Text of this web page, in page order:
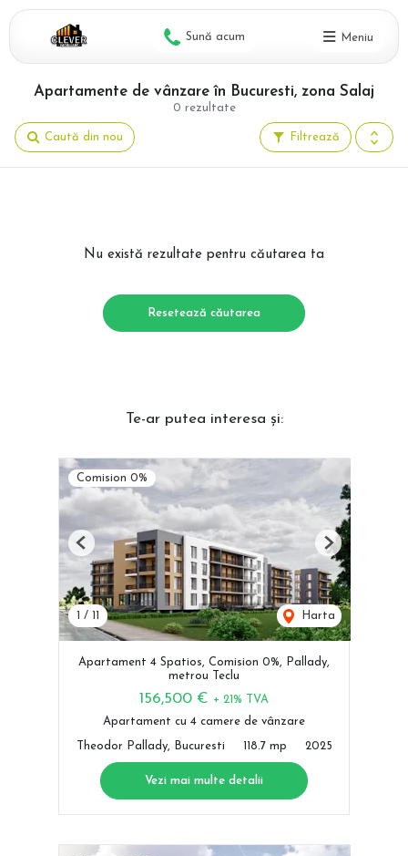
Sună acum Meniu
0 rezultate
Apartamente de vânzare în Bucuresti, zona Salaj
Filtrează
Caută din nou
Nu există rezultate pentru căutarea ta
Resetează căutarea
Te-ar putea interesa și:
Comision 0%
1 / 11 Harta
Previous Next
Apartament 4 Spatios, Comision 0%, Pallady,
metrou Teclu
156,500 € + 21% TVA
Apartament cu 4 camere de vânzare
Theodor Pallady, Bucuresti 118.7 mp 2025
Vezi mai multe detalii